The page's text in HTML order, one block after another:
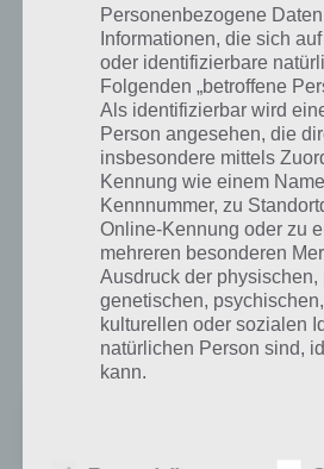
Über 20 Missionen erwarten dich und
die drei Sterne zu verdienen. Sammle
Biergärten und vieles mehr ist dabei zu
Links zum Download von Cows Vs Sheep
Store) und iOS (iTunes App Store).
Cows Vs Sheep für Android
Mit 4,0 Sternen kommt Cows Vs Sheep im
auch wenn es noch nicht allzu oft
Installation von Cows Vs Sheep ist ein
Android 4 oder höher erforderlich.
Personenbezogene
Informationen, die sich
oder identifizierbare
Folgenden „betroffene
Als identifizierbar wird
Person angesehen, die
insbesondere mittels
Kennung wie einem
Kennnummer, zu
Online-Kennung oder zu
mehreren besonderen
Ausdruck der
genetischen,
kulturellen oder sozialen
natürlichen Person sind,
kann.